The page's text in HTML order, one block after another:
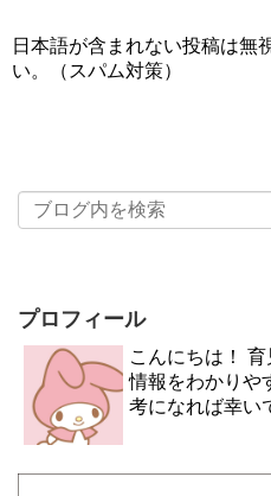
日本語が含まれない投稿は無
い。（スパム対策）
プロフィール
こんにちは！
情報をわかりや
考になれば幸い